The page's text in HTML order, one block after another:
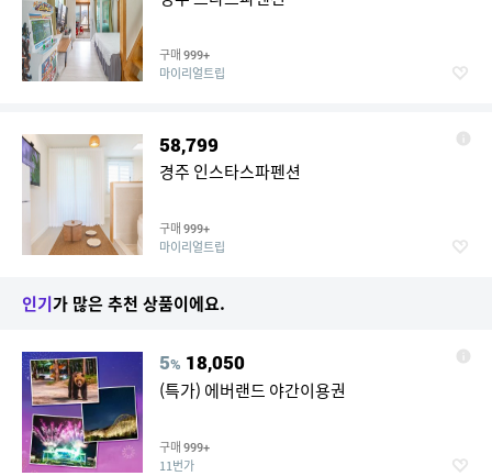
구매 999+
마이리얼트립
58,799
경주 인스타스파펜션
구매 999+
마이리얼트립
인기가 많은 추천 상품이에요.
5% 18,050
(특가) 에버랜드 야간이용권
구매 999+
11번가